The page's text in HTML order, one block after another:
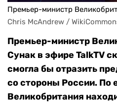
Премьер-министр
Chris McAndrew /
Премьер-министр
Сунак в эфире TalkTV
смогла бы отразить
со стороны России. По
Великобритания